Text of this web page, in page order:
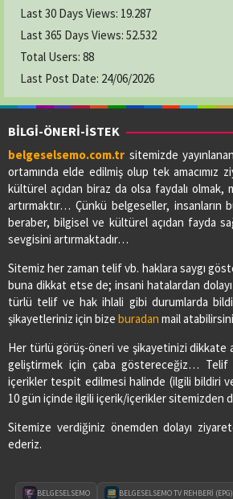
Last 30 Days Views: 19.287
Last 365 Days Views: 52.532
Total Users: 88
Last Post Date: 24/06/2026
BİLGİ-ÖNERİ-İSTEK
belgeselsemo.com.tr sitemizde
ortamında elde edilmiş olup tek amacımız
kültürel açıdan biraz da olsa faydalı olmak,
artırmaktır… Çünkü belgeseller, insanların
beraber, bilgisel ve kültürel açıdan fayda
sevgisini artırmaktadır…
Sitemiz her zaman telif vb. haklara saygı
buna dikkat etse de; insani hatalardan
türlü telif ve hak ihlali gibi durumlarda
şikayetleriniz için bize buradan mail
Her türlü görüş-öneri ve şikayetinizi dikkate
geliştirmek için çaba göstereceğiz…
içerikler tespit edilmesi halinde (ilgili bildiri
10 gün içinde ilgili içerik/içerikler sitemizden
Sitemize verdiğiniz önemden dolayı
ederiz.
BELGESELSEMO BELGESELSEMO TV REHBERİ (EPG)